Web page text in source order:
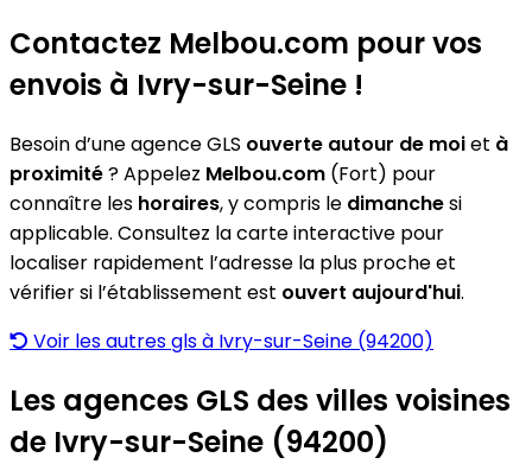
Contactez Melbou.com pour vos
envois à Ivry-sur-Seine !
Besoin d’une agence GLS ouverte autour de moiet à
proximité? Appelez Melbou.com (Fort) pour
connaître les horaires, y compris le dimanchesi
applicable. Consultez la carte interactive pour
localiser rapidement l’adresse la plus proche et
vérifier si l’établissement est ouvert aujourd'hui.
Voir les autres gls à Ivry-sur-Seine (94200)
Les agences GLS des villes voisines
de Ivry-sur-Seine (94200)